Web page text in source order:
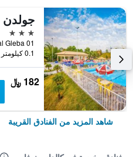
3 نجوم
0.1 كيلومتر عن وسط المدينة
182 ﷼
شاهد المزيد من الفنادق القريبة